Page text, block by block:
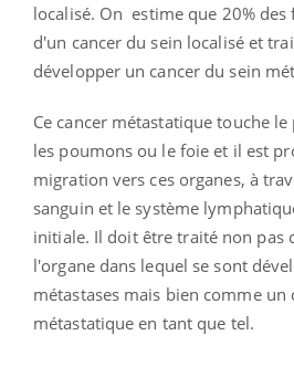
localisé. On estime que 20% des
d'un cancer du sein localisé et
développer un cancer du sein
Ce cancer métastatique touche
les poumons ou le foie et il est
migration vers ces organes, à
sanguin et le système
initiale. Il doit être traité non pas
l'organe dans lequel se sont
métastases mais bien comme un
métastatique en tant que tel.